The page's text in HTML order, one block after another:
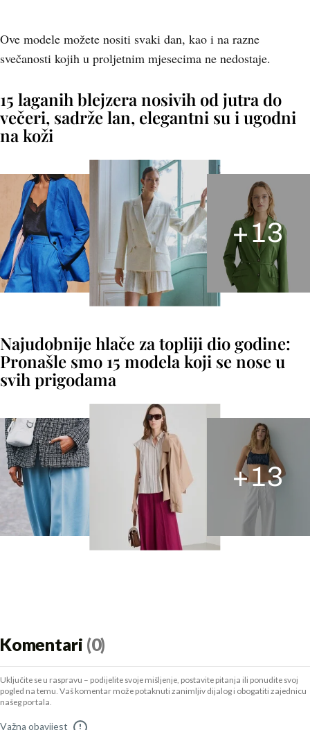
Ove modele možete nositi svaki dan, kao i na razne
svečanosti kojih u proljetnim mjesecima ne nedostaje.
15 laganih blejzera nosivih od jutra do
večeri, sadrže lan, elegantni su i ugodni
na koži
+13
Najudobnije hlače za topliji dio godine:
Pronašle smo 15 modela koji se nose u
svih prigodama
+13
Komentari (0)
Uključite se u raspravu – podijelite svoje mišljenje, postavite pitanja ili ponudite svoj
pogled na temu. Vaš komentar može potaknuti zanimljiv dijalog i obogatiti zajednicu
našeg portala.
Važna obavijest !